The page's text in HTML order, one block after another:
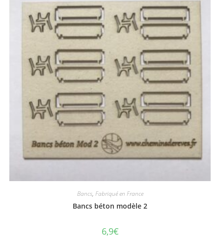
Bancs, Fabriqué en France
Bancs béton modèle 2
6,9€